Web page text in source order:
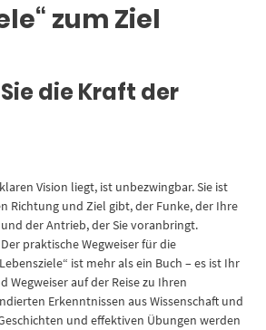
zum Ziel
die Kraft der
Vision liegt, ist unbezwingbar. Sie ist
Richtung und Ziel gibt, der Funke, der Ihre
der Antrieb, der Sie voranbringt.
praktische Wegweiser für die
ist mehr als ein Buch – es ist Ihr
Wegweiser auf der Reise zu Ihren
Erkenntnissen aus Wissenschaft und
und effektiven Übungen werden